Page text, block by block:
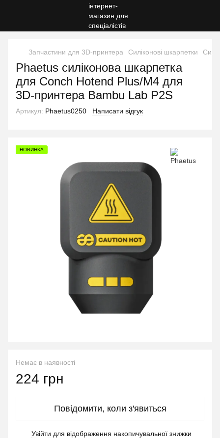
Запчастини для 3D-принтера Силіконові шкарпетки
Phaetus силіконова шкарпетка
для Conch Hotend Plus/M4 для
3D-принтера Bambu Lab P2S
Артикул: Phaetus0250 Написати відгук
НОВИНКА
Немає в наявності
224 грн
Повідомити, коли з'явиться
Увійти для відображення накопичувальної знижки